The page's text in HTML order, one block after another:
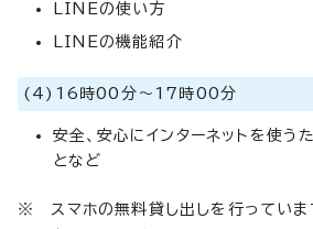
LINEの使い方
LINEの機能紹介
(4)16時00分～17時00分
安全、安心にインターネットを使う
となど
※ スマホの無料貸し出しを行っていま